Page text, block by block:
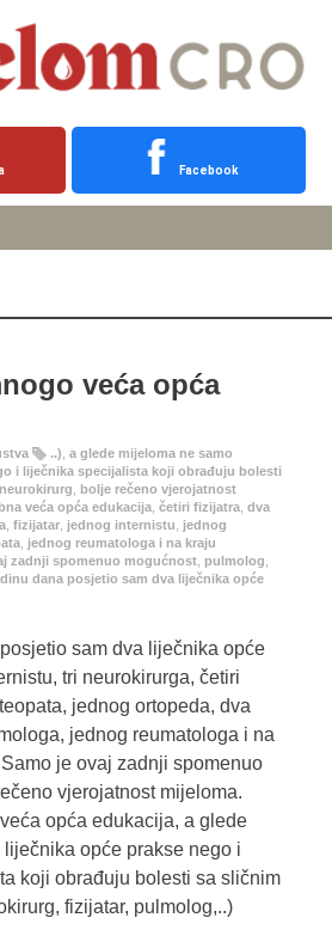
Facebook
veća opća
..) a glede mijeloma ne samo
i liječnika specijalista koji obrađuju bolesti
bolje rečeno vjerojatnost
veća opća edukacija četiri fizijatra dva
fizijatar jednog internistu
jednog
jednog reumatologa i na kraju
zadnji spomenuo mogućnost pulmolog
dana posjetio sam dva liječnika opće
sam dva liječnika opće
tri neurokirurga, četiri
jednog ortopeda, dva
jednog reumatologa i na
je ovaj zadnji spomenuo
vjerojatnost mijeloma.
opća edukacija, a glede
opće prakse nego i
koji obrađuju bolesti sa sličnim
fizijatar, pulmolog,..)